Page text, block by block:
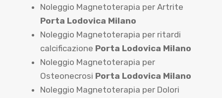
Noleggio Magnetoterapia per Artrite
Porta Lodovica Milano
Noleggio Magnetoterapia per ritardi
calcificazione Porta Lodovica Milano
Noleggio Magnetoterapia per
Osteonecrosi Porta Lodovica Milano
Noleggio Magnetoterapia per Dolori